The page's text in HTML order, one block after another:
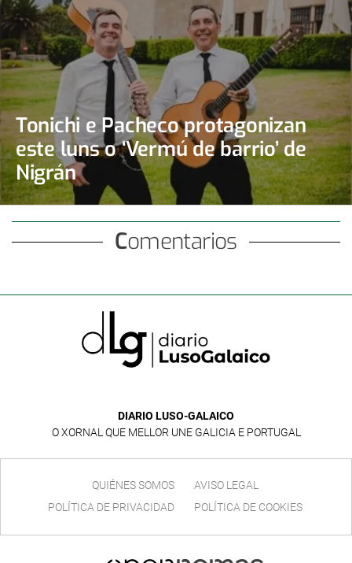
Tonichi e Pacheco protagonizan
este luns o ‘Vermú de barrio’ de
Nigrán
Comentarios
DIARIO LUSO-GALAICO
O XORNAL QUE MELLOR UNE GALICIA E PORTUGAL
QUIÉNES SOMOS
AVISO LEGAL
POLÍTICA DE PRIVACIDAD
POLÍTICA DE COOKIES